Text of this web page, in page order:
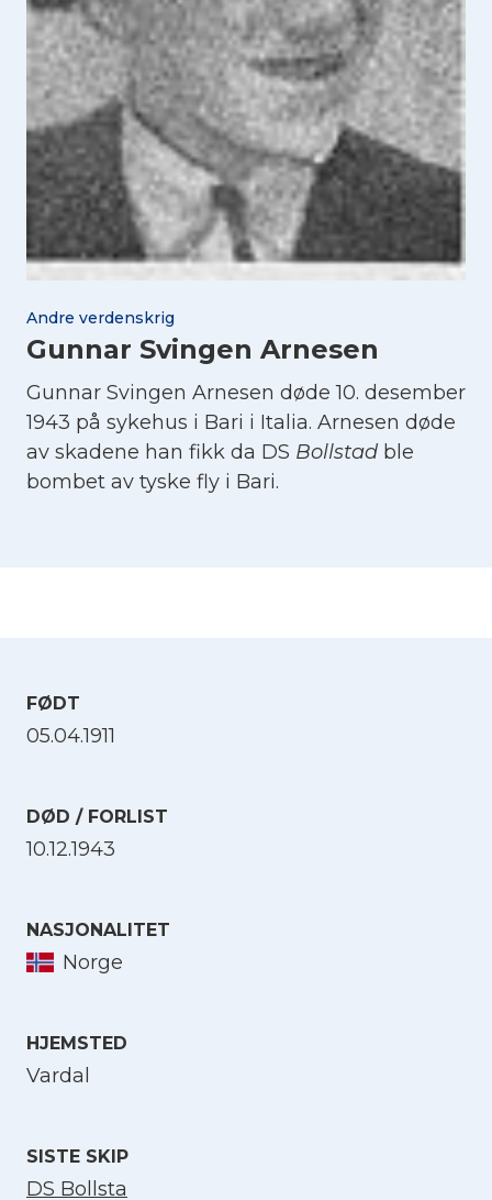
Andre verdenskrig
Gunnar Svingen Arnesen
Gunnar Svingen Arnesen døde 10. desember
1943 på sykehus i Bari i Italia. Arnesen døde
av skadene han fikk da DS Bollstad ble
bombet av tyske fly i Bari.
FØDT
05.04.1911
DØD / FORLIST
10.12.1943
NASJONALITET
Norge
HJEMSTED
Vardal
SISTE SKIP
DS Bollsta
Velg språk